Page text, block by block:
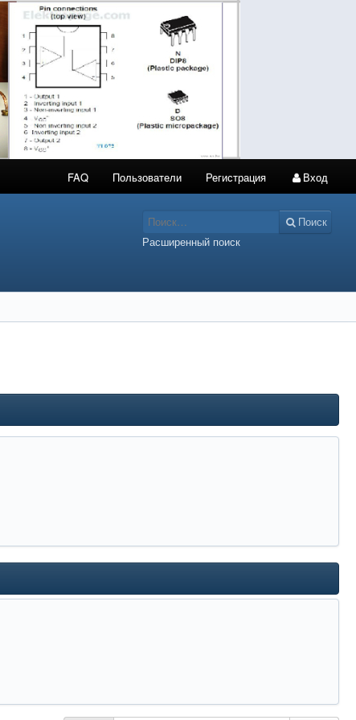
FAQ Пользователи Регистрация Вход
Поиск
Расширенный поиск